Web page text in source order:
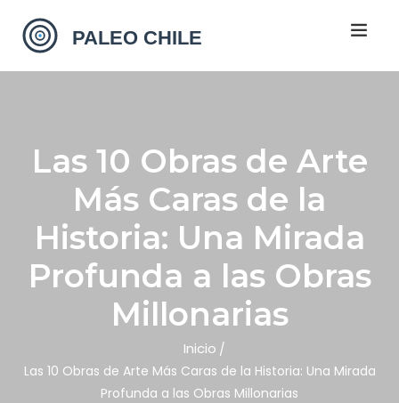
Las 10 Obras de Arte
Más Caras de la
Historia: Una Mirada
Profunda a las Obras
Millonarias
Inicio
Las 10 Obras de Arte Más Caras de la Historia: Una Mirada
Profunda a las Obras Millonarias